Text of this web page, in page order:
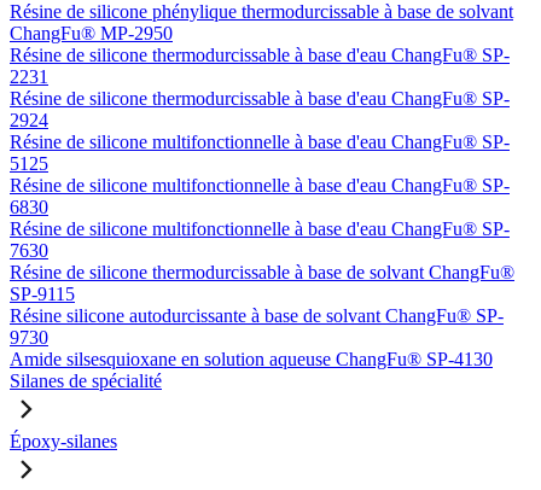
Résine de silicone phénylique thermodurcissable à base de solvant
ChangFu® MP-2950
Résine de silicone thermodurcissable à base d'eau ChangFu® SP-
2231
Résine de silicone thermodurcissable à base d'eau ChangFu® SP-
2924
Résine de silicone multifonctionnelle à base d'eau ChangFu® SP-
5125
Résine de silicone multifonctionnelle à base d'eau ChangFu® SP-
6830
Résine de silicone multifonctionnelle à base d'eau ChangFu® SP-
7630
Résine de silicone thermodurcissable à base de solvant ChangFu®
SP-9115
Résine silicone autodurcissante à base de solvant ChangFu® SP-
9730
Amide silsesquioxane en solution aqueuse ChangFu® SP-4130
Silanes de spécialité
Époxy-silanes